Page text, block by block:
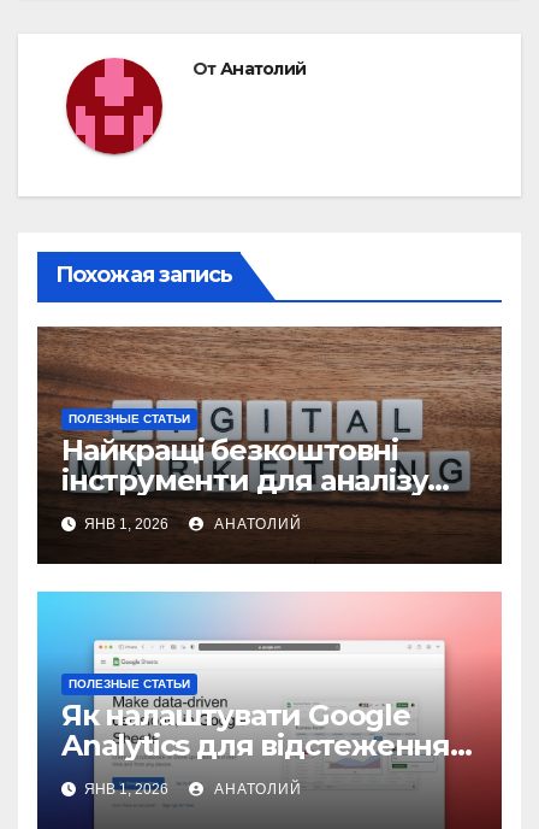
ОтАнатолий
Похожая запись
ПОЛЕЗНЫЕ СТАТЬИ
Найкращі безкоштовні
інструменти для аналізу
конкурентів у цифровому
маркетингу
ЯНВ 1, 2026 АНАТОЛИЙ
ПОЛЕЗНЫЕ СТАТЬИ
Як налаштувати Google
Analytics для відстеження
ефективності сайту
ЯНВ 1, 2026 АНАТОЛИЙ